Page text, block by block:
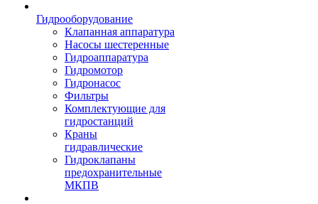
Гидрооборудование
Клапанная аппаратура
Насосы шестеренные
Гидроаппаратура
Гидромотор
Гидронасос
Фильтры
Комплектующие для
гидростанций
Краны
гидравлические
Гидроклапаны
предохранительные
МКПВ